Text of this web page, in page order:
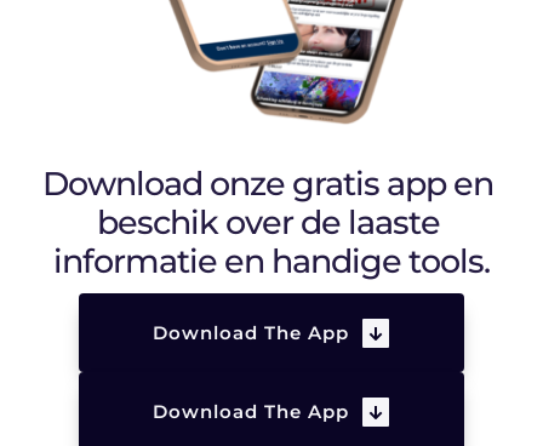
Download onze gratis app en
beschik over de laaste
informatie en handige tools.
Download The App
Download The App